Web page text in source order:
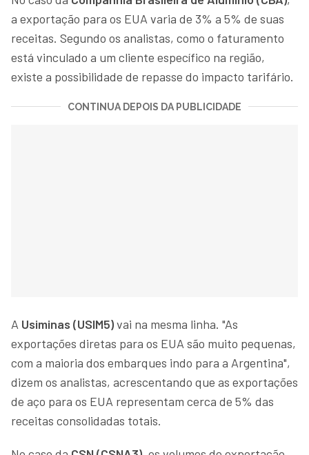
a exportação para os EUA varia de 3% a 5% de suas
receitas. Segundo os analistas, como o faturamento
está vinculado a um cliente específico na região,
existe a possibilidade de repasse do impacto tarifário.
CONTINUA DEPOIS DA PUBLICIDADE
A Usiminas (USIM5)vai na mesma linha. "As
exportações diretas para os EUA são muito pequenas,
com a maioria dos embarques indo para a Argentina",
dizem os analistas, acrescentando que as exportações
de aço para os EUA representam cerca de 5% das
receitas consolidadas totais.